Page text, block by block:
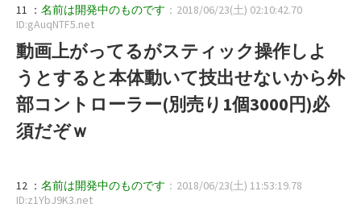
11 ： 名前は開発中のものです ：2018/06/23(土) 02:10:42.70
ID:gAuqNTF5.net
動画上がってるがスティック操作しよ
うとすると本体動いて技出せないから外
部コントローラー(別売り1個3000円)必
須だぞｗ
12 ： 名前は開発中のものです ：2018/06/23(土) 11:53:19.78
ID:z1YbJ9K3.net